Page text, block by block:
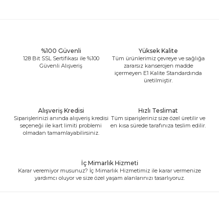
%100 Güvenli
128 Bit SSL Sertifikası ile %100
Güvenli Alışveriş
Yüksek Kalite
Tüm ürünlerimiz çevreye ve sağlığa
zararsız kanserojen madde
içermeyen E1 Kalite Standardında
üretilmiştir.
Alışveriş Kredisi
Siparişlerinizi anında alışveriş kredisi
seçeneği ile kart limiti problemi
olmadan tamamlayabilirsiniz.
Hızlı Teslimat
Tüm siparişleriniz size özel üretilir ve
en kısa sürede tarafınıza teslim edilir.
İç Mimarlık Hizmeti
Karar veremiyor musunuz? İç Mimarlık Hizmetimiz ile karar vermenize
yardımcı oluyor ve size özel yaşam alanlarınızı tasarlıyoruz.